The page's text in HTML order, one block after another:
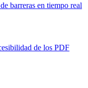
barreras en tiempo real
de los PDF